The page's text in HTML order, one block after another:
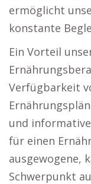
ermöglicht
konstante
Ein Vorteil
Verfügbarkeit
und
für einen
ausgewogene,
Schwerpunkt